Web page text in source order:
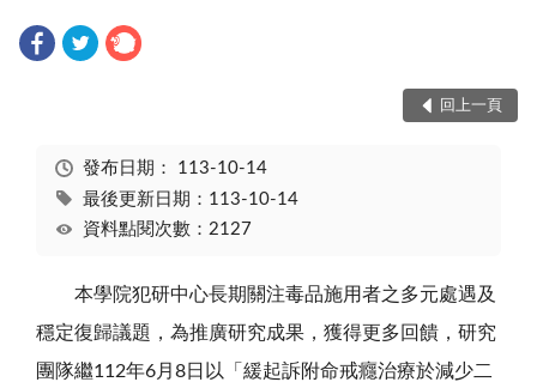
回上一頁
發布日期： 113-10-14
最後更新日期：113-10-14
資料點閱次數：2127
本學院犯研中心長期關注毒品施用者之多元處遇及
穩定復歸議題，為推廣研究成果，獲得更多回饋，研究
團隊繼112年6月 8日以「緩起訴附命戒癮治療於減少二